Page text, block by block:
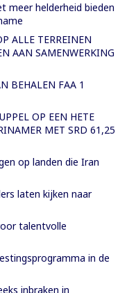
meer helderheid bieden
ALLE TERREINEN
AAN SAMENWERKING
BEHALEN FAA 1
OP EEN HETE
MET SRD 61,25
op landen die Iran
laten kijken naar
talentvolle
in de
inbraken in